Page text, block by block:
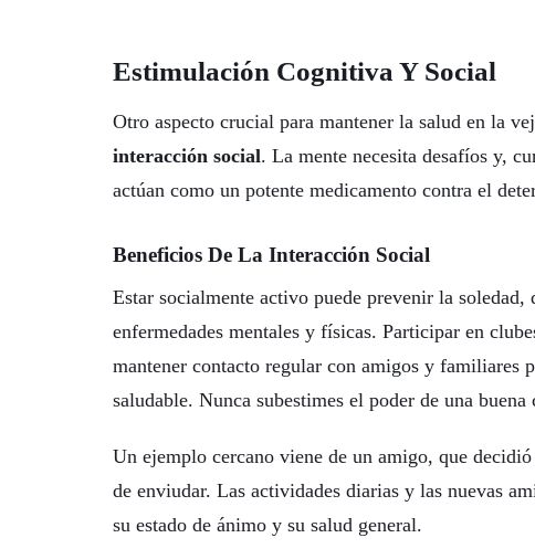
Estimulación Cognitiva Y Social
Otro aspecto crucial para mantener la salud en la
interacción social. La mente necesita desafíos y,
actúan como un potente medicamento contra el
Beneficios De La Interacción Social
Estar socialmente activo puede prevenir la soledad,
enfermedades mentales y físicas. Participar en
mantener contacto regular con amigos y familiares
saludable. Nunca subestimes el poder de una buena
Un ejemplo cercano viene de un amigo, que
de enviudar. Las actividades diarias y las nuevas
su estado de ánimo y su salud general.